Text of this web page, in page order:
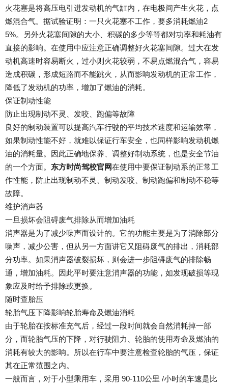
火花塞是将高压电引进发动机的气缸内，在电极间产生火花，点
燃混合气。据试验证明：一只火花塞不工作，要多消耗燃油2
5%。另外火花塞间隙的大小、积碳的多少等等都对功率和耗油有
直接的影响。在使用中应注意正确调整好火花塞间隙。过大在发
动机高速时容易断火，过小则火花较弱，不易点燃混合气，容易
造成积碳，形成短路而不能跳火，从而影响发动机的正常工作，
降低了发动机的功率，增加了燃油的消耗。
保证制动性能
防止出现制动不灵、发咬、跑偏等故障
良好的制动装置可以提高汽车行驶的平均技术速度和运输效率，
如果制动性能不好，就难以保证行车安全，也同样影响发动机燃
油的消耗量。因此正确地保养、调整好制动系统，也是安全节油
的一个方面。 东方时尚驾校官网在使用中要保证制动系的正常工
作性能，防止出现制动不灵、制动发咬、制动跑偏和制动不稳等
故障。
维护消声器
一旦损坏会阻碍废气排除从而增加油耗
消声器是为了减少噪声而设计的。它的功能主要是为了消除部分
噪声，减少公害，但从另一方面讲它又阻碍废气的排出，消耗部
分功率。如果消声器破裂损坏，则会进一步阻碍废气的排除畅
通，增加油耗。因此平时要注意消声器的功能，如发现破损等现
象应及时给予排除或更换。
随时查胎压
轮胎气压下降影响轮胎寿命及燃油消耗
由于轮胎在按标准充气后，经过一段时间就会自然消耗掉一部
分，而轮胎气压的下降，对行驶阻力、轮胎的使用寿命及燃油的
消耗有较大的影响。所以在行车中要注意检查轮胎的气压，保证
其在正常范围之内。
一般而言，对于小型乘用车，采用 90-110公里 /小时的车速是比